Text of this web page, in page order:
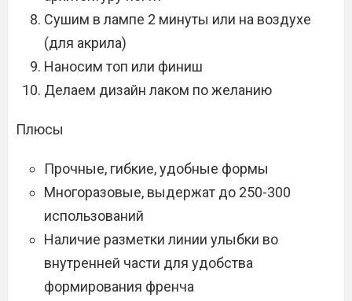
Сушим в лампе 2 минуты или на воздухе
(для акрила)
Наносим топ или финиш
Делаем дизайн лаком по желанию
Плюсы
Прочные, гибкие, удобные формы
Многоразовые, выдержат до 250-300
использований
Наличие разметки линии улыбки во
внутренней части для удобства
формирования френча